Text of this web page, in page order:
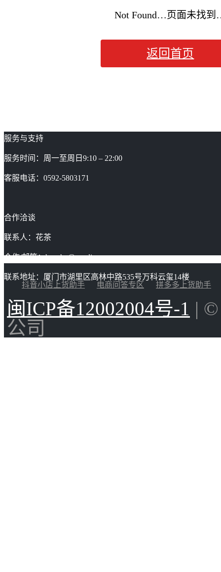
Not Found…页面未找
返回首页
服务与支持
服务时间：周一至周日9:10 – 22:00
客服电话：0592-5803171
合作洽谈
联系人：花茶
合作/邮箱：huacha@gaoding.com
联系地址：厦门市湖里区高林中路535号万科云玺14楼
抖音小店上货助手
电商问答专区 拼多多上货助手
闽ICP备12002004号-1 |
公司